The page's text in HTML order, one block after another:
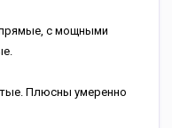
прямые, с мощными
Плюсны умеренно